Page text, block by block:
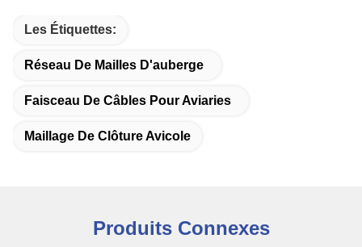
Les Étiquettes:
Réseau De Mailles D'auberge
Faisceau De Câbles Pour Aviaries
Maillage De Clôture Avicole
Produits Connexes